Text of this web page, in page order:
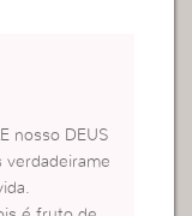
nosso DEUS
verdadeirame